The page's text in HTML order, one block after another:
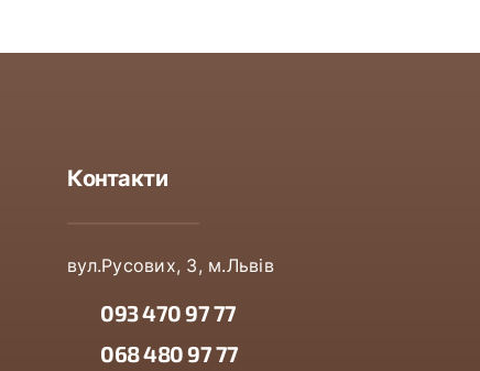
Контакти
вул.Русових, 3, м.Львів
093 470 97 77
068 480 97 77